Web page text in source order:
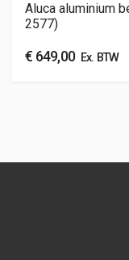
Aluca aluminium
2577)
€ 649,00Ex. BTW